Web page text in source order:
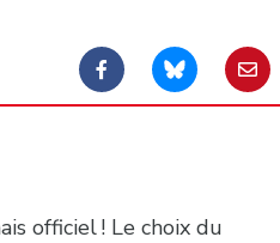
officiel ! Le choix du